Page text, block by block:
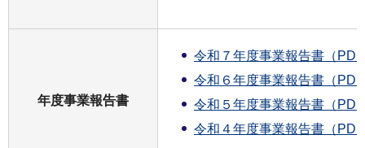
年度事業報告書
令和７年度事業報告書（
令和６年度事業報告書（
令和５年度事業報告書（
令和４年度事業報告書（